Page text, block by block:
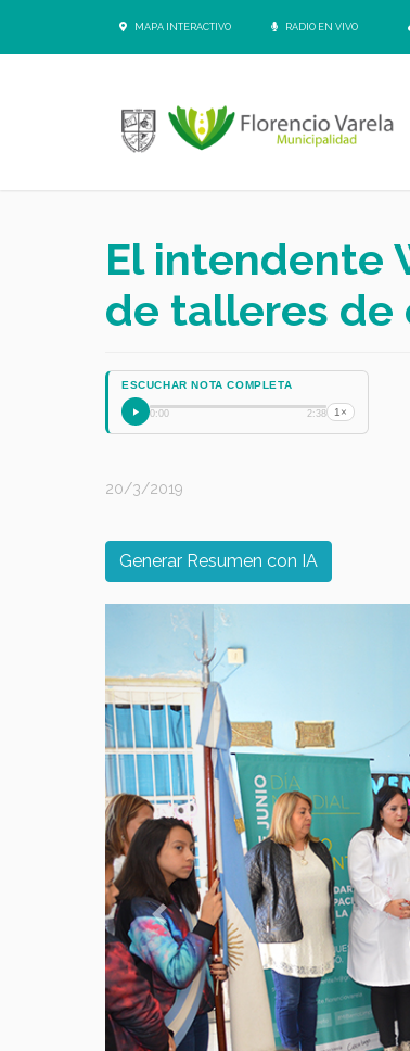
MAPA INTERACTIVO RADIO EN VIVO
El intendente
de talleres de
ESCUCHAR NOTA COMPLETA
0:00 2:38 1×
20/3/2019
Generar Resumen con IA
Previous